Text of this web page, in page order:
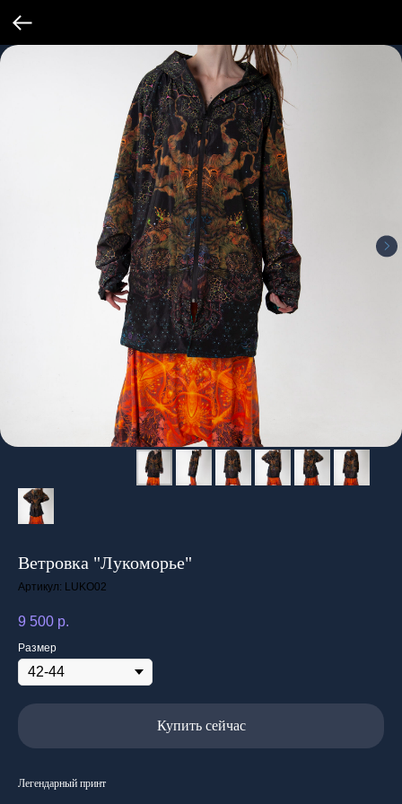
Ветровка "Лукоморье"
Артикул: LUKO02
9 500 р.
Размер
Купить сейчас
Легендарный принт